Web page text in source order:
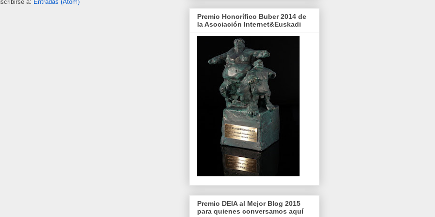
a: Entradas (Atom)
Premio Honorífico Buber 2014 de
la Asociación Internet&Euskadi
Premio DEIA al Mejor Blog 2015
para quienes conversamos aquí